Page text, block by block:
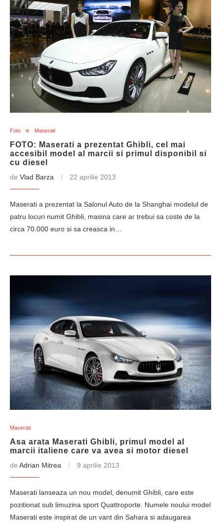
Foto Maserati
FOTO: Maserati a prezentat Ghibli, cel mai
accesibil model al marcii si primul disponibil si
cu diesel
de Vlad Barza 22 aprilie 2013
Maserati a prezentat la Salonul Auto de la Shanghai modelul de
patru locuri numit Ghibli, masina care ar trebui sa coste de la
circa 70.000 euro si sa creasca in…
Maserati
Asa arata Maserati Ghibli, primul model al
marcii italiene care va avea si motor diesel
de Adrian Mitrea 9 aprilie 2013
Maserati lanseaza un nou model, denumit Ghibli, care este
pozitionat sub limuzina sport Quattroporte. Numele noului model
Maserati este inspirat de un vant din Sahara si adaugarea